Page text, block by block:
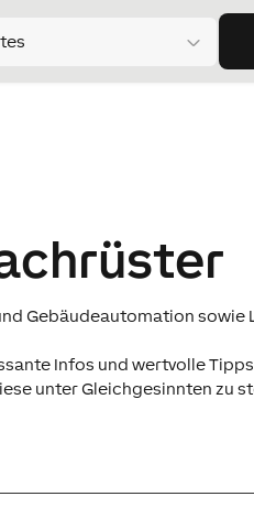
Gebäudeautomation sowie
Infos und wertvolle
unter Gleichgesinnten zu